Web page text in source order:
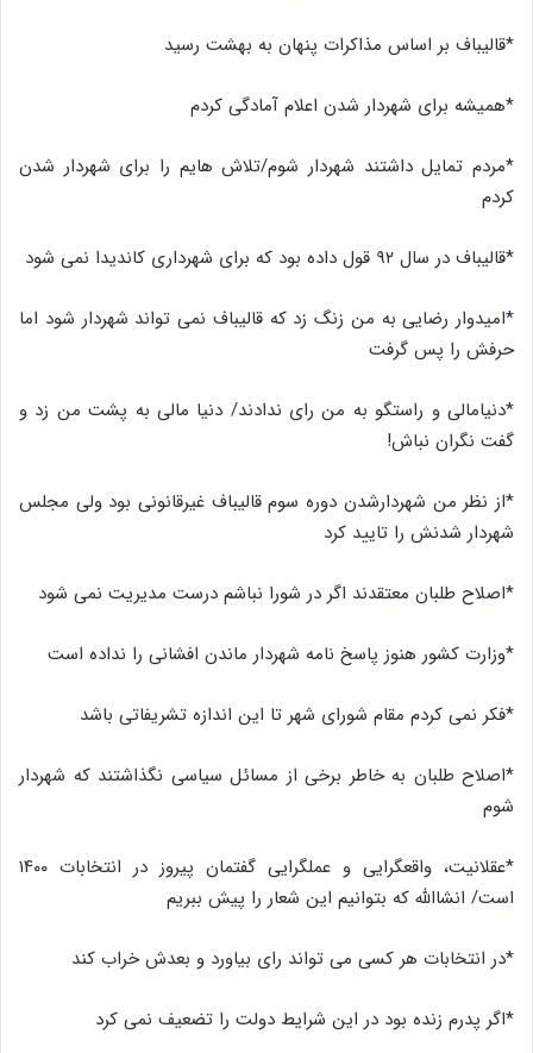
*قالیباف بر اساس مذاکرات پنهان به بهشت رسید
*همیشه برای شهردار شدن اعلام آمادگی کردم
*مردم تمایل داشتند شهردار شوم/تلاش هایم را برای شهردار شدن
کردم
*قالیباف در سال ۹۲ قول داده بود که برای شهرداری کاندیدا نمی شود
*امیدوار رضایی به من زنگ زد که قالیباف نمی تواند شهردار شود اما
حرفش را پس گرفت
*دنیامالی و راستگو به من رای ندادند/ دنیا مالی به پشت من زد و
گفت نگران نباش!
*از نظر من شهردارشدن دوره سوم قالیباف غیرقانونی بود ولی مجلس
شهردار شدنش را تایید کرد
*اصلاح طلبان معتقدند اگر در شورا نباشم درست مدیریت نمی شود
*وزارت کشور هنوز پاسخ نامه شهردار ماندن افشانی را نداده است
*فکر نمی کردم مقام شورای شهر تا این اندازه تشریفاتی باشد
*اصلاح طلبان به خاطر برخی از مسائل سیاسی نگذاشتند که شهردار
شوم
*عقلانیت، واقعگرایی و عملگرایی گفتمان پیروز در انتخابات ۱۴۰۰
است/ انشاالله که بتوانیم این شعار را پیش ببریم
*در انتخابات هر کسی می تواند رای بیاورد و بعدش خراب کند
*اگر پدرم زنده بود در این شرایط دولت را تضعیف نمی کرد